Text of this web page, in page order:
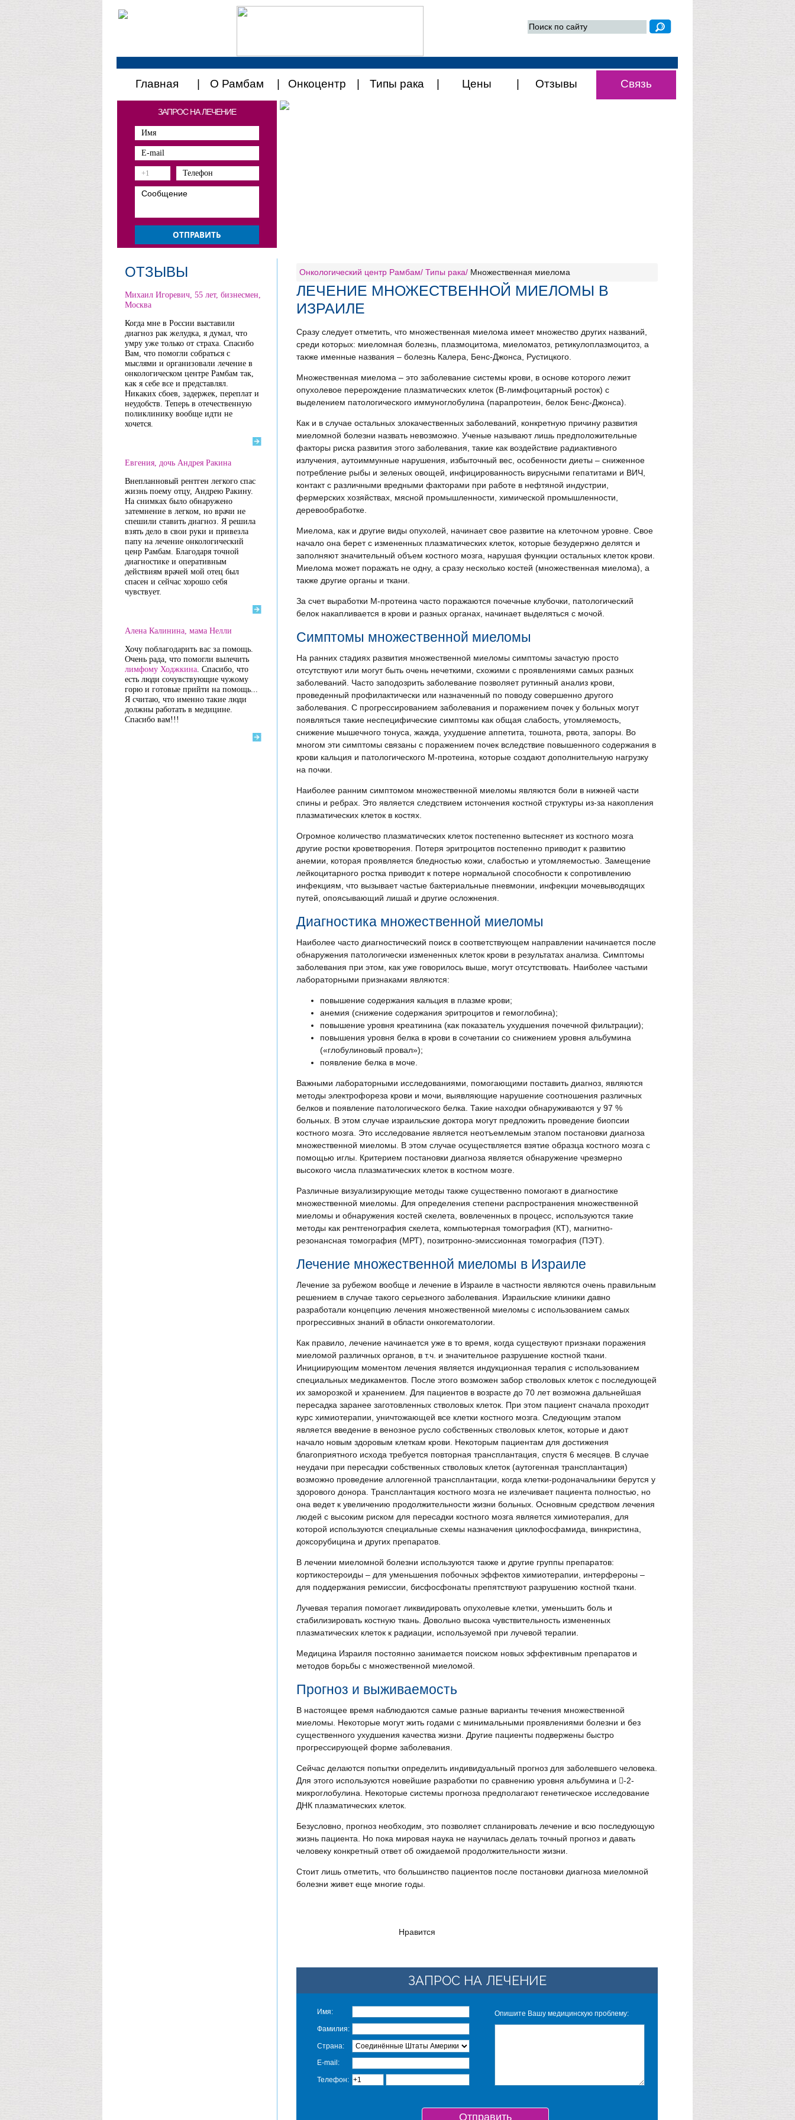
Главная О Рамбам Онкоцентр Типы рака Цены Отзывы Связь
ЗАПРОС НА ЛЕЧЕНИЕ
ОТЗЫВЫ
Михаил Игоревич, 55 лет, бизнесмен,
Москва
Когда мне в России выставили
диагноз рак желудка, я думал, что
умру уже только от страха. Спасибо
Вам, что помогли собраться с
мыслями и организовали лечение в
онкологическом центре Рамбам так,
как я себе все и представлял.
Никаких сбоев, задержек, переплат и
неудобств. Теперь в отечественную
поликлинику вообще идти не
хочется.
Евгения, дочь Андрея Ракина
Внепланновый рентген легкого спас
жизнь поему отцу, Андрею Ракину.
На снимках было обнаружено
затемнение в легком, но врачи не
спешили ставить диагноз. Я решила
взять дело в свои руки и привезла
папу на лечение онкологический
ценр Рамбам. Благодаря точной
диагностике и оперативным
действиям врачей мой отец был
спасен и сейчас хорошо себя
чувствует.
Алена Калинина, мама Нелли
Хочу поблагодарить вас за помощь.
Очень рада, что помогли вылечить
лимфому Ходжкина. Спасибо, что
есть люди сочувствующие чужому
горю и готовые прийти на помощь...
Я считаю, что именно такие люди
должны работать в медицине.
Спасибо вам!!!
Онкологический центр Рамбам Типы рака Множественная миелома
ЛЕЧЕНИЕ МНОЖЕСТВЕННОЙ МИЕЛОМЫ В
ИЗРАИЛЕ
Сразу следует отметить, что множественная миелома имеет множество других названий,
среди которых: миеломная болезнь, плазмоцитома, миеломатоз, ретикулоплазмоцитоз, а
также именные названия – болезнь Калера, Бенс-Джонса, Рустицкого.
Множественная миелома – это заболевание системы крови, в основе которого лежит
опухолевое перерождение плазматических клеток (В-лимфоцитарный росток) с
выделением патологического иммуноглобулина (парапротеин, белок Бенс-Джонса).
Как и в случае остальных злокачественных заболеваний, конкретную причину развития
миеломной болезни назвать невозможно. Ученые называют лишь предположительные
факторы риска развития этого заболевания, такие как воздействие радиактивного
излучения, аутоиммунные нарушения, избыточный вес, особенности диеты – сниженное
потребление рыбы и зеленых овощей, инфицированность вирусными гепатитами и ВИЧ,
контакт с различными вредными факторами при работе в нефтяной индустрии,
фермерских хозяйствах, мясной промышленности, химической промышленности,
деревообработке.
Миелома, как и другие виды опухолей, начинает свое развитие на клеточном уровне. Свое
начало она берет с измененных плазматических клеток, которые безудержно делятся и
заполняют значительный объем костного мозга, нарушая функции остальных клеток крови.
Миелома может поражать не одну, а сразу несколько костей (множественная миелома), а
также другие органы и ткани.
За счет выработки М-протеина часто поражаются почечные клубочки, патологический
белок накапливается в крови и разных органах, начинает выделяться с мочой.
Симптомы множественной миеломы
На ранних стадиях развития множественной миеломы симптомы зачастую просто
отсутствуют или могут быть очень нечеткими, схожими с проявлениями самых разных
заболеваний. Часто заподозрить заболевание позволяет рутинный анализ крови,
проведенный профилактически или назначенный по поводу совершенно другого
заболевания. С прогрессированием заболевания и поражением почек у больных могут
появляться такие неспецифические симптомы как общая слабость, утомляемость,
снижение мышечного тонуса, жажда, ухудшение аппетита, тошнота, рвота, запоры. Во
многом эти симптомы связаны с поражением почек вследствие повышенного содержания в
крови кальция и патологического М-протеина, которые создают дополнительную нагрузку
на почки.
Наиболее ранним симптомом множественной миеломы являются боли в нижней части
спины и ребрах. Это является следствием истончения костной структуры из-за накопления
плазматических клеток в костях.
Огромное количество плазматических клеток постепенно вытесняет из костного мозга
другие ростки кроветворения. Потеря эритроцитов постепенно приводит к развитию
анемии, которая проявляется бледностью кожи, слабостью и утомляемостью. Замещение
лейкоцитарного ростка приводит к потере нормальной способности к сопротивлению
инфекциям, что вызывает частые бактериальные пневмонии, инфекции мочевыводящих
путей, опоясывающий лишай и другие осложнения.
Диагностика множественной миеломы
Наиболее часто диагностический поиск в соответствующем направлении начинается после
обнаружения патологически измененных клеток крови в результатах анализа. Симптомы
заболевания при этом, как уже говорилось выше, могут отсутствовать. Наиболее частыми
лабораторными признаками являются:
повышение содержания кальция в плазме крови;
анемия (снижение содержания эритроцитов и гемоглобина);
повышение уровня креатинина (как показатель ухудшения почечной фильтрации);
повышения уровня белка в крови в сочетании со снижением уровня альбумина
(«глобулиновый провал»);
появление белка в моче.
Важными лабораторными исследованиями, помогающими поставить диагноз, являются
методы электрофореза крови и мочи, выявляющие нарушение соотношения различных
белков и появление патологического белка. Такие находки обнаруживаются у 97 %
больных. В этом случае израильские доктора могут предложить проведение биопсии
костного мозга. Это исследование является неотъемлемым этапом постановки диагноза
множественной миеломы. В этом случае осуществляется взятие образца костного мозга с
помощью иглы. Критерием постановки диагноза является обнаружение чрезмерно
высокого числа плазматических клеток в костном мозге.
Различные визуализирующие методы также существенно помогают в диагностике
множественной миеломы. Для определения степени распространения множественной
миеломы и обнаружения костей скелета, вовлеченных в процесс, используются такие
методы как рентгенография скелета, компьютерная томография (КТ), магнитно-
резонансная томография (МРТ), позитронно-эмиссионная томография (ПЭТ).
Лечение множественной миеломы в Израиле
Лечение за рубежом вообще и лечение в Израиле в частности являются очень правильным
решением в случае такого серьезного заболевания. Израильские клиники давно
разработали концепцию лечения множественной миеломы с использованием самых
прогрессивных знаний в области онкогематологии.
Как правило, лечение начинается уже в то время, когда существуют признаки поражения
миеломой различных органов, в т.ч. и значительное разрушение костной ткани.
Инициирующим моментом лечения является индукционная терапия с использованием
специальных медикаментов. После этого возможен забор стволовых клеток с последующей
их заморозкой и хранением. Для пациентов в возрасте до 70 лет возможна дальнейшая
пересадка заранее заготовленных стволовых клеток. При этом пациент сначала проходит
курс химиотерапии, уничтожающей все клетки костного мозга. Следующим этапом
является введение в венозное русло собственных стволовых клеток, которые и дают
начало новым здоровым клеткам крови. Некоторым пациентам для достижения
благоприятного исхода требуется повторная трансплантация, спустя 6 месяцев. В случае
неудачи при пересадки собственных стволовых клеток (аутогенная трансплантация)
возможно проведение аллогенной трансплантации, когда клетки-родоначальники берутся у
здорового донора. Трансплантация костного мозга не излечивает пациента полностью, но
она ведет к увеличению продолжительности жизни больных. Основным средством лечения
людей с высоким риском для пересадки костного мозга является химиотерапия, для
которой используются специальные схемы назначения циклофосфамида, винкристина,
доксорубицина и других препаратов.
В лечении миеломной болезни используются также и другие группы препаратов:
кортикостероиды – для уменьшения побочных эффектов химиотерапии, интерфероны –
для поддержания ремиссии, бисфосфонаты препятствуют разрушению костной ткани.
Лучевая терапия помогает ликвидировать опухолевые клетки, уменьшить боль и
стабилизировать костную ткань. Довольно высока чувствительность измененных
плазматических клеток к радиации, используемой при лучевой терапии.
Медицина Израиля постоянно занимается поиском новых эффективным препаратов и
методов борьбы с множественной миеломой.
Прогноз и выживаемость
В настоящее время наблюдаются самые разные варианты течения множественной
миеломы. Некоторые могут жить годами с минимальными проявлениями болезни и без
существенного ухудшения качества жизни. Другие пациенты подвержены быстро
прогрессирующей форме заболевания.
Сейчас делаются попытки определить индивидуальный прогноз для заболевшего человека.
Для этого используются новейшие разработки по сравнению уровня альбумина и -2-
микроглобулина. Некоторые системы прогноза предполагают генетическое исследование
ДНК плазматических клеток.
Безусловно, прогноз необходим, это позволяет спланировать лечение и всю последующую
жизнь пациента. Но пока мировая наука не научилась делать точный прогноз и давать
человеку конкретный ответ об ожидаемой продолжительности жизни.
Стоит лишь отметить, что большинство пациентов после постановки диагноза миеломной
болезни живет еще многие годы.
Нравится
ЗАПРОС НА ЛЕЧЕНИЕ
Имя:
Фамилия:
Страна:
E-mail:
Телефон:
Опишите Вашу медицинскую проблему: